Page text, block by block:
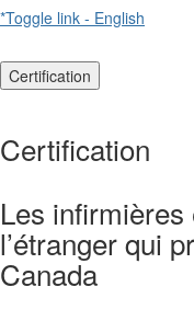
*Toggle link - English
Certification
Certification
Les
l’étranger qui
Canada